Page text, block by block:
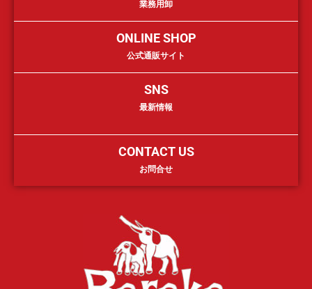
業務用卸
ONLINE SHOP
公式通販サイト
SNS
最新情報
CONTACT US
お問合せ